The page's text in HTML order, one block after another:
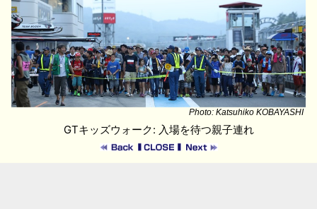
Photo: Katsuhiko KOBAYASHI
GTキッズウォーク: 入場を待つ親子連れ